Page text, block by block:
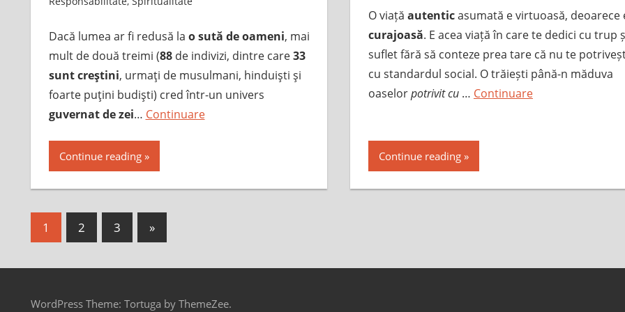
Dacă lumea ar fi redusă la o sută de oameni, mai
mult de două treimi (88de indivizi, dintre care33
sunt creştini, urmaţi de musulmani, hinduişti şi
foarte puţini budişti) cred într-un univers
guvernat de zei… Continuare
Continue reading
O viață autenticasumată e virtuoasă, deoarece
curajoasă. E acea viață în care te dedici cu trup
suflet fără să conteze prea tare că nu te
cu standardul social. O trăiești până-n măduva
oaselorpotrivit cu … Continuare
Continue reading
Posts
1 2 3
Next
Posts
»
WordPress Theme: Tortuga by ThemeZee.